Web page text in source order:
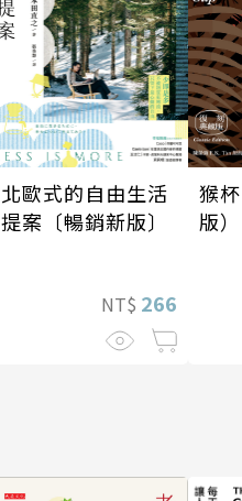
北歐式的自由生活
提案〔暢銷新版〕
NT$ 266
猴
版）